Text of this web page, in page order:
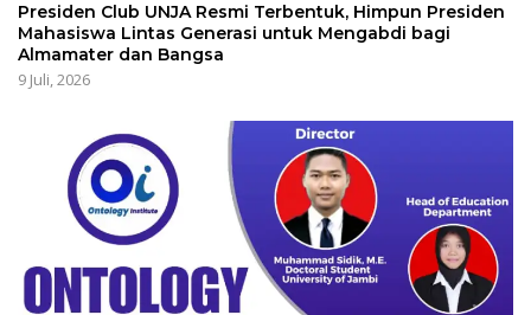
Presiden Club UNJA Resmi Terbentuk, Himpun Presiden
Mahasiswa Lintas Generasi untuk Mengabdi bagi
Almamater dan Bangsa
9 Juli, 2026